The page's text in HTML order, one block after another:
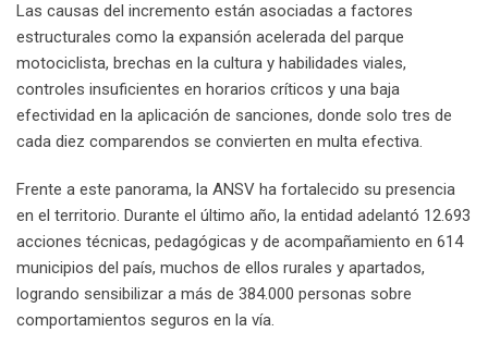
Las causas del incremento están asociadas a factores
estructurales como la expansión acelerada del parque
motociclista, brechas en la cultura y habilidades viales,
controles insuficientes en horarios críticos y una baja
efectividad en la aplicación de sanciones, donde solo tres de
cada diez comparendos se convierten en multa efectiva.
Frente a este panorama, la ANSV ha fortalecido su presencia
en el territorio. Durante el último año, la entidad adelantó 12.693
acciones técnicas, pedagógicas y de acompañamiento en 614
municipios del país, muchos de ellos rurales y apartados,
logrando sensibilizar a más de 384.000 personas sobre
comportamientos seguros en la vía.